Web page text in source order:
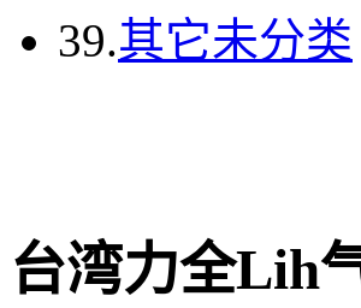
39.其它未分类
台湾力全Lih